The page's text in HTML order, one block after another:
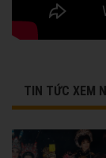
TIN TỨC XEM